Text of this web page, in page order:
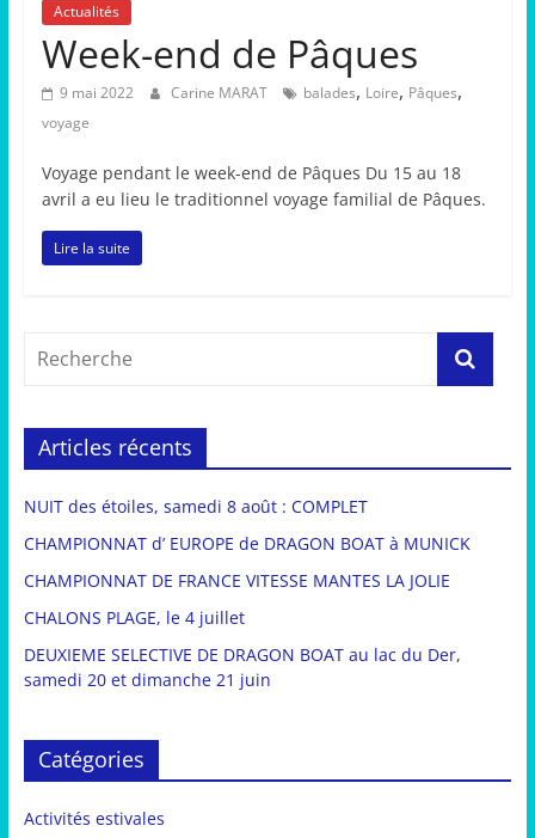
Actualités
Week-end de Pâques
9 mai 2022 Carine MARAT balades, Loire, Pâques,
voyage
Voyage pendant le week-end de Pâques Du 15 au 18
avril a eu lieu le traditionnel voyage familial de Pâques.
Lire la suite
Articles récents
NUIT des étoiles, samedi 8 août : COMPLET
CHAMPIONNAT d’ EUROPE de DRAGON BOAT à MUNICK
CHAMPIONNAT DE FRANCE VITESSE MANTES LA JOLIE
CHALONS PLAGE, le 4 juillet
DEUXIEME SELECTIVE DE DRAGON BOAT au lac du Der,
samedi 20 et dimanche 21 juin
Catégories
Activités estivales